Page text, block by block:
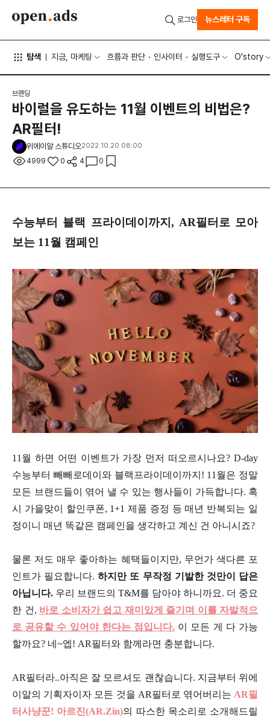
탐색 지금, 마케팅 흐름과 판단 인사이터 실행도구 O'story
로그인 뉴스레터 구독
브랜딩
바이럴을 유도하는 11월 이벤트의 비법은?
AR필터!
위에이알 스튜디오2022.10.20 08:00
4999 0 4 0
수능부터 블랙 프라이데이까지, AR필터로 모아
보는 11월 캠페인
11월 하면 어떤 이벤트가 가장 먼저 떠오르시나요? D-day
수능부터 빼빼로데이와 블랙프라이데이까지! 11월은 정말
모든 브랜드들이 엮어 낼 수 있는 행사들이 가득합니다. 혹
시 가을맞이 할인쿠폰, 1+1 제품 증정 등 매년 반복되는 일
정이니 매년 똑같은 캠페인을 생각하고 계신 건 아니시죠?
물론 저도 매우 좋아하는 혜택들이지만, 무언가 색다른 포
인트가 필요합니다.하지만 또 무작정 기발한 것만이 답은
아닙니다. 우리 브랜드의 T&M를 담아야 하니까요. 더 중요
한 건, 바로 소비자가 쉽고 재미있게 즐기며 이를 자발적으
로 공유할 수 있어야 한다는 점입니다. 이 모든 게 다 가능
할까요? 네~엡! AR필터와 함께라면 충분합니다.
AR필터라..아직은 잘 모르셔도 괜찮습니다. 지금부터 위에
이알의 기획자이자 모든 것을 AR필터로 엮어버리는 AR필
터사냥꾼! 아르진(AR.Zin)의 따스한 목소리로 소개해드릴